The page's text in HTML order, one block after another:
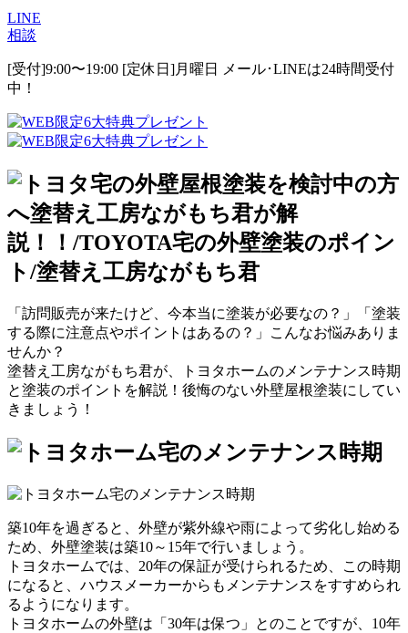
LINE
相談
[受付]9:00〜19:00 [定休日]月曜日
メール･LINEは24時間受付
中！
「訪問販売が来たけど、今本当に塗装が必要なの？」「塗装
する際に注意点やポイントはあるの？」こんなお悩みありま
せんか？
塗替え工房ながもち君が、
トヨタホームのメンテナンス時期
と塗装のポイントを解説！ 後悔のない外壁屋根塗装にしてい
きましょう！
築10年を過ぎると、外壁が紫外線や雨によって劣化し始める
ため、 外壁塗装は築10～15年で行いましょう 。
トヨタホームでは、20年の保証が受けられるため、この時期
になると、ハウスメーカーからもメンテナンスをすすめられ
るようになります。
トヨタホームの外壁は「30年は保つ」とのことですが、 10年